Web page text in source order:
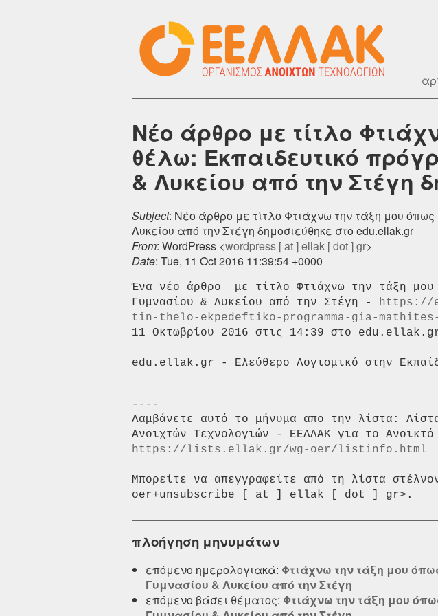
Νέο άρθρο με τίτλο
θέλω: Eκπαιδευτικό
& Λυκείου από την Στέγη
Subject: Νέο άρθρο με τίτλο Φτιάχνω την τάξη μου
Λυκείου από την Στέγη δημοσιεύθηκε στο edu.ellak.gr
From: WordPress <wordpress [ at ] ellak [ dot ] gr>
Date: Tue, 11 Oct 2016 11:39:54 +0000
Ένα νέο άρθρο  με τίτλο Φτιάχνω την τάξη
Γυμνασίου & Λυκείου από την Στέγη - https://
tin-thelo-ekpedeftiko-programma-gia-
11 Οκτωβρίου 2016 στις 14:39 στο
----
Λαμβάνετε αυτό το μήνυμα απο την λίστα:
https://lists.ellak.gr/wg-oer/listinfo.html
Μπορείτε να απεγγραφείτε από τη λίστα
πλοήγηση μηνυμάτων
επόμενο ημερολογιακά: Φτιάχνω την τάξη μου
Γυμνασίου & Λυκείου από την Στέγη
επόμενο βάσει θέματος: Φτιάχνω την τάξη μου